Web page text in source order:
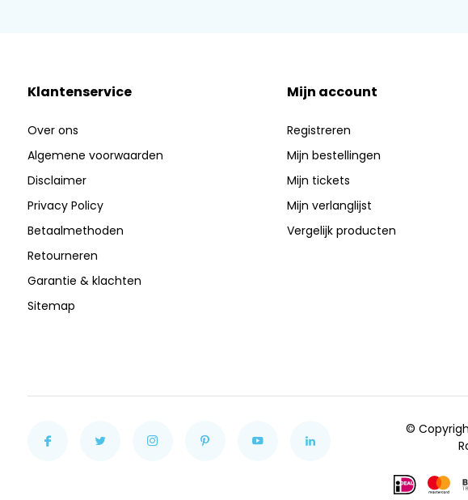
Klantenservice
Over ons
Algemene voorwaarden
Disclaimer
Privacy Policy
Betaalmethoden
Retourneren
Garantie & klachten
Sitemap
Mijn account
Registreren
Mijn bestellingen
Mijn tickets
Mijn verlanglijst
Vergelijk producten
©